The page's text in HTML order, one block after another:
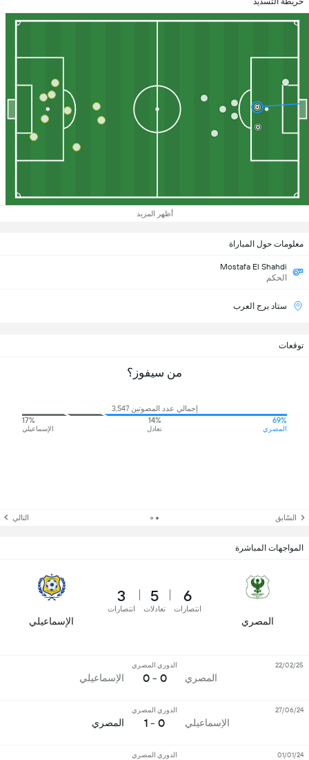
أظهر المزيد
معلومات حول المباراة
Mostafa El Shahdi
الحكم
ستاد برج العرب
توقعات
من سيفوز؟
إجمالي عدد المصوتين 3,547
69%
المصري
14%
تعادل
17%
الإسماعيلي
السّابق التالي
المواجهات المباشرة
المصري
6
انتصارات
5
تعادلات
3
انتصارات
الإسماعيلي
المصري
الدوري المصري
0 - 0 الإسماعيلي
22/02/25
الإسماعيلي
الدوري المصري
0 - 1 المصري
27/06/24
الدوري المصري 01/01/24